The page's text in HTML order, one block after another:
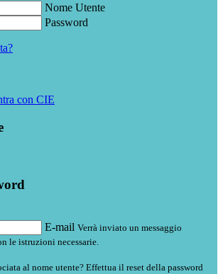
Nome Utente
Password
con CIE
E-mail Verrà inviato un messaggio
le istruzioni necessarie.
al nome utente? Effettua il reset della password